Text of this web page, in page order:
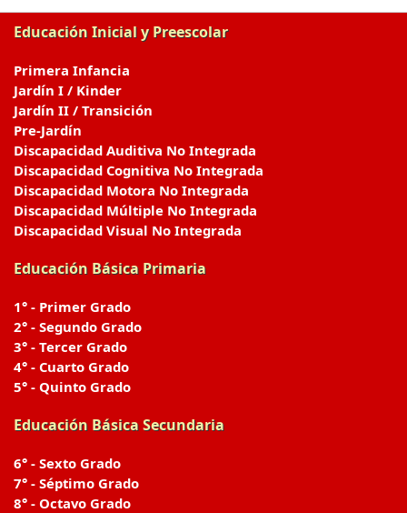
Educación Inicial y Preescolar
Primera Infancia
Jardín I / Kinder
Jardín II / Transición
Pre-Jardín
Discapacidad Auditiva No Integrada
Discapacidad Cognitiva No Integrada
Discapacidad Motora No Integrada
Discapacidad Múltiple No Integrada
Discapacidad Visual No Integrada
Educación Básica Primaria
1° - Primer Grado
2° - Segundo Grado
3° - Tercer Grado
4° - Cuarto Grado
5° - Quinto Grado
Educación Básica Secundaria
6° - Sexto Grado
7° - Séptimo Grado
8° - Octavo Grado